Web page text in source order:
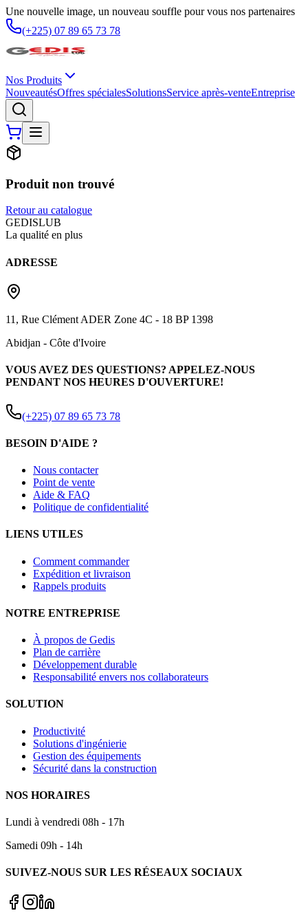
Une nouvelle image, un nouveau souffle pour vous nos partenaires
(+225) 07 89 65 73 78
Nos Produits
NouveautésOffres spécialesSolutionsService après-venteEntreprise
Produit non trouvé
Retour au catalogue
GEDISLUB
La qualité en plus
ADRESSE
11, Rue Clément ADER Zone 4C - 18 BP 1398
Abidjan - Côte d'Ivoire
VOUS AVEZ DES QUESTIONS? APPELEZ-NOUS
PENDANT NOS HEURES D'OUVERTURE!
(+225) 07 89 65 73 78
BESOIN D'AIDE ?
Nous contacter
Point de vente
Aide & FAQ
Politique de confidentialité
LIENS UTILES
Comment commander
Expédition et livraison
Rappels produits
NOTRE ENTREPRISE
À propos de Gedis
Plan de carrière
Développement durable
Responsabilité envers nos collaborateurs
SOLUTION
Productivité
Solutions d'ingénierie
Gestion des équipements
Sécurité dans la construction
NOS HORAIRES
Lundi à vendredi 08h - 17h
Samedi 09h - 14h
SUIVEZ-NOUS SUR LES RÉSEAUX SOCIAUX